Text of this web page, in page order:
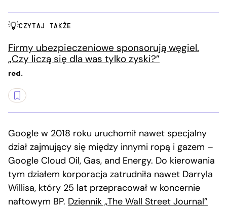
CZYTAJ TAKŻE
Firmy ubezpieczeniowe sponsorują węgiel.
„Czy liczą się dla was tylko zyski?”
red.
Google w 2018 roku uruchomił nawet specjalny
dział zajmujący się między innymi ropą i gazem –
Google Cloud Oil, Gas, and Energy. Do kierowania
tym działem korporacja zatrudniła nawet Darryla
Willisa, który 25 lat przepracował w koncernie
naftowym BP. Dziennik „The Wall Street Journal”